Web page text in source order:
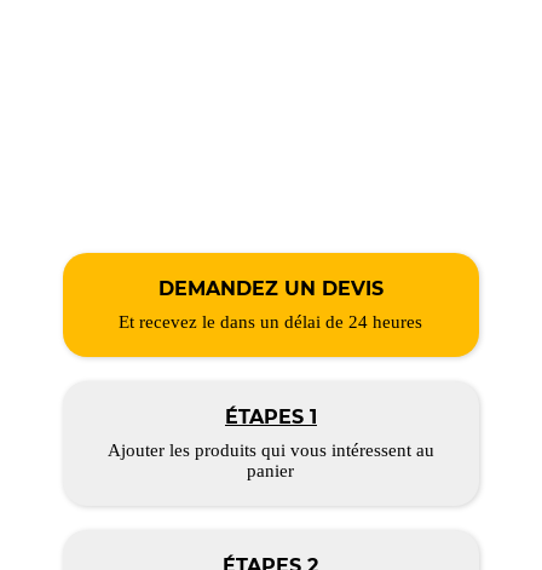
DEMANDEZ UN DEVIS
Et recevez le dans un délai de 24 heures
ÉTAPES 1
Ajouter les produits qui vous intéressent au
panier